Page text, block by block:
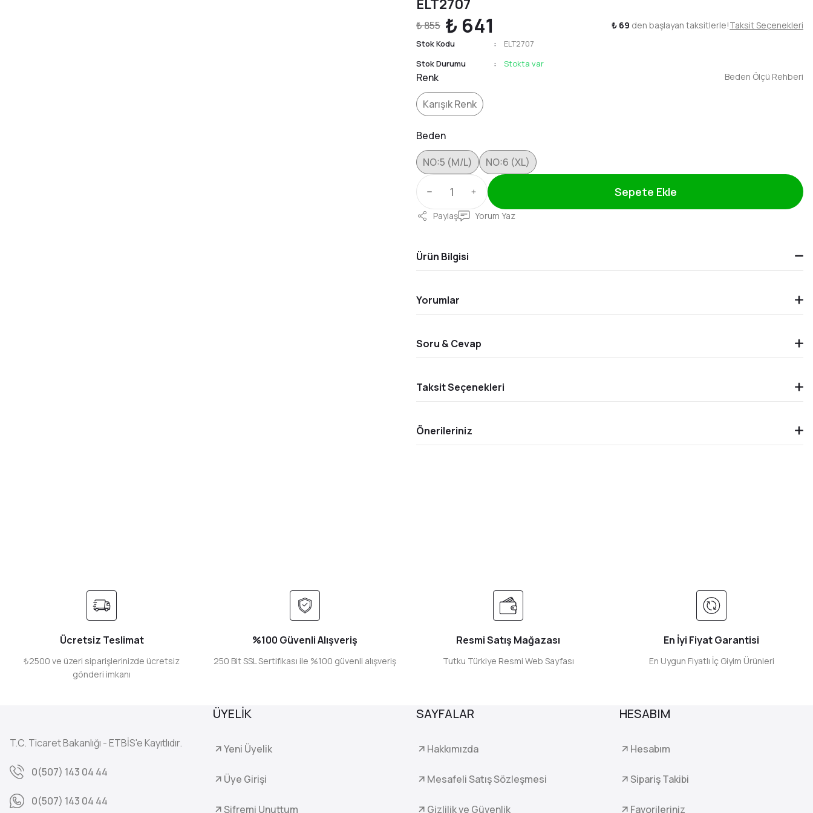
ELT2707
₺ 855 ₺ 641 ₺ 69 den başlayan taksitlerle!Taksit Seçenekleri
Stok Kodu
ELT2707
Stok Durumu
Stokta var
Renk
Karışık Renk
Beden
NO:5 (M/L)
NO:6 (XL)
Beden Ölçü Rehberi
Sepete Ekle
Paylaş Yorum Yaz
Ürün Bilgisi
Yorumlar
Soru & Cevap
Taksit Seçenekleri
Önerileriniz
Ücretsiz Teslimat
₺2500 ve üzeri siparişlerinizde ücretsiz
gönderi imkanı
%100 Güvenli Alışveriş
250 Bit SSL Sertifikası ile %100 güvenli alışveriş
Resmi Satış Mağazası
Tutku Türkiye Resmi Web Sayfası
En İyi Fiyat Garantisi
En Uygun Fiyatlı İç Giyim Ürünleri
T.C. Ticaret Bakanlığı - ETBİS'e Kayıtlıdır.
0(507) 143 04 44
0(507) 143 04 44
ÜYELİK
Yeni Üyelik
Üye Girişi
Şifremi Unuttum
SAYFALAR
Hakkımızda
Mesafeli Satış Sözleşmesi
Gizlilik ve Güvenlik
HESABIM
Hesabım
Sipariş Takibi
Favorileriniz